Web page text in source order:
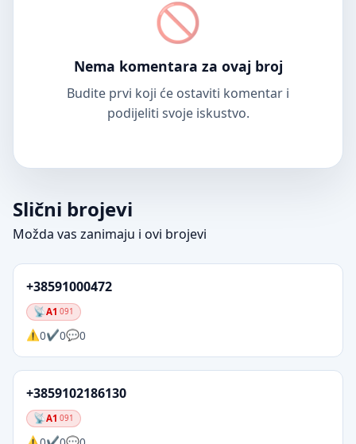
Nema komentara za ovaj broj
Budite prvi koji će ostaviti komentar i
podijeliti svoje iskustvo.
Slični brojevi
Možda vas zanimaju i ovi brojevi
+38591000472
A1 091
0 0 0
+3859102186130
A1 091